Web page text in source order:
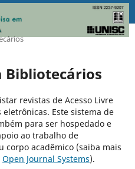
revistas de Acesso Livre
Este sistema de
para ser hospedado e
ao trabalho de
corpo acadêmico (saiba mais
Open Journal Systems).